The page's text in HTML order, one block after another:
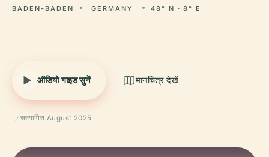
BADEN-BADEN GERMANY 48° N · 8° E
---
ऑडियो गाइड सुनें मानचित्र देखें
सत्यापित August 2025